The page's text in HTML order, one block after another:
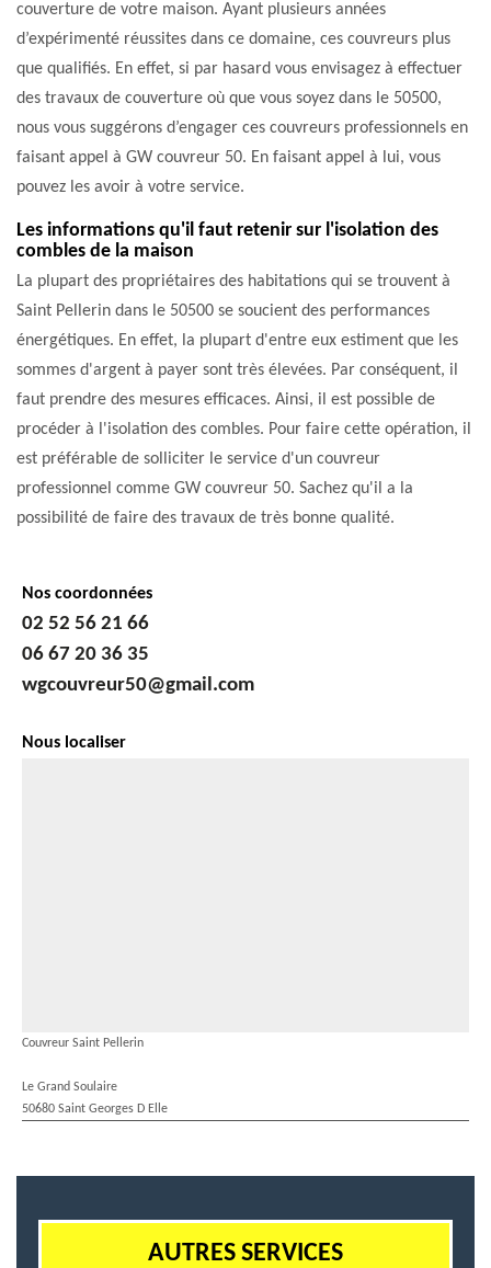
couverture de votre maison. Ayant plusieurs années
d’expérimenté réussites dans ce domaine, ces couvreurs plus
que qualifiés. En effet, si par hasard vous envisagez à effectuer
des travaux de couverture où que vous soyez dans le 50500,
nous vous suggérons d’engager ces couvreurs professionnels en
faisant appel à GW couvreur 50. En faisant appel à lui, vous
pouvez les avoir à votre service.
Les informations qu'il faut retenir sur l'isolation des
combles de la maison
La plupart des propriétaires des habitations qui se trouvent à
Saint Pellerin dans le 50500 se soucient des performances
énergétiques. En effet, la plupart d'entre eux estiment que les
sommes d'argent à payer sont très élevées. Par conséquent, il
faut prendre des mesures efficaces. Ainsi, il est possible de
procéder à l'isolation des combles. Pour faire cette opération, il
est préférable de solliciter le service d'un couvreur
professionnel comme GW couvreur 50. Sachez qu'il a la
possibilité de faire des travaux de très bonne qualité.
Nos coordonnées
02 52 56 21 66
06 67 20 36 35
wgcouvreur50@gmail.com
Nous localiser
Couvreur Saint Pellerin
Le Grand Soulaire
50680 Saint Georges D Elle
AUTRES SERVICES